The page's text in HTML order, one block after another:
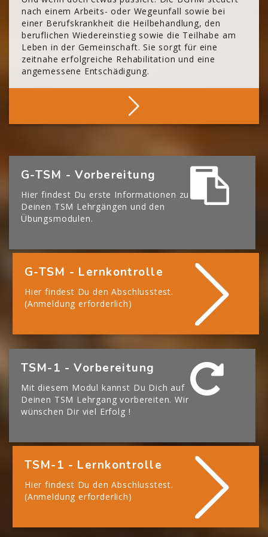
nach einem Arbeits- oder Wegeunfall sowie bei
einer Berufskrankheit die Heilbehandlung, den
beruflichen Wiedereinstieg sowie die Teilhabe am
Leben in der Gemeinschaft. Sie sorgt für eine
zeitnahe erfolgreiche Rehabilitation und eine
angemessene Entschädigung.
Mehr Über Die BGHM
[Cocoon] Boxes überspringen
G-TSM - Vorbereitung
Hier findest Du erste Informationen zu
Deinen TSM Lehrgängen und den
Übungsmodulen.
G-TSM - Lernkontrolle
Hier findest Du den Abschlusstest.
(Anmeldung erforderlich)
[Cocoon] Boxes überspringen
TSM-1 - Vorbereitung
Mit diesem Modul kannst Du Dich auf
Deinen TSM Lehrgang vorbereiten. Wir
wünschen Dir viel Erfolg !
TSM-1 - Lernkontrolle
Hier findest Du den Abschlusstest.
(Anmeldung erforderlich)